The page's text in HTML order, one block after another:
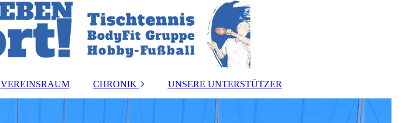
VEREINSRAUM CHRONIK UNSERE UNTERSTÜTZER